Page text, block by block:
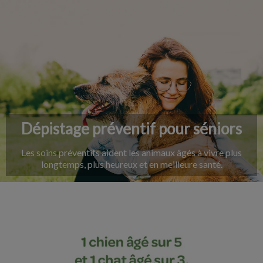
Dépistage préventif pour séniors
Les soins préventifs aident les animaux âgés à vivre plus
longtemps, plus heureux et en meilleure santé.